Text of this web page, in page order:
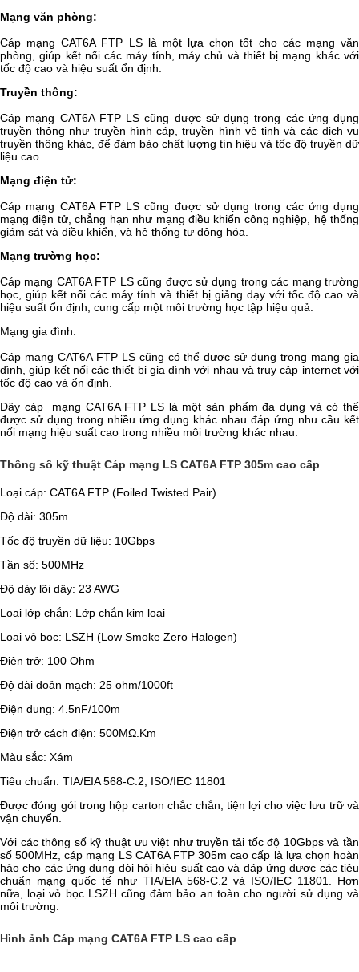
Mạng văn phòng:
Cáp mạng CAT6A FTP LS là một lựa chọn tốt cho các mạng văn
phòng, giúp kết nối các máy tính, máy chủ và thiết bị mạng khác với
tốc độ cao và hiệu suất ổn định.
Truyền thông:
Cáp mạng CAT6A FTP LS cũng được sử dụng trong các ứng dụng
truyền thông như truyền hình cáp, truyền hình vệ tinh và các dịch vụ
truyền thông khác, để đảm bảo chất lượng tín hiệu và tốc độ truyền dữ
liệu cao.
Mạng điện tử:
Cáp mạng CAT6A FTP LS cũng được sử dụng trong các ứng dụng
mạng điện tử, chẳng hạn như mạng điều khiển công nghiệp, hệ thống
giám sát và điều khiển, và hệ thống tự động hóa.
Mạng trường học:
Cáp mạng CAT6A FTP LS cũng được sử dụng trong các mạng trường
học, giúp kết nối các máy tính và thiết bị giảng dạy với tốc độ cao và
hiệu suất ổn định, cung cấp một môi trường học tập hiệu quả.
Mạng gia đình:
Cáp mạng CAT6A FTP LS cũng có thể được sử dụng trong mạng gia
đình, giúp kết nối các thiết bị gia đình với nhau và truy cập internet với
tốc độ cao và ổn định.
Dây cáp mạng CAT6A FTP LS là một sản phẩm đa dụng và có thể
được sử dụng trong nhiều ứng dụng khác nhau đáp ứng nhu cầu kết
nối mạng hiệu suất cao trong nhiều môi trường khác nhau.
Thông số kỹ thuật Cáp mạng LS CAT6A FTP 305m cao cấp
Loại cáp: CAT6A FTP (Foiled Twisted Pair)
Độ dài: 305m
Tốc độ truyền dữ liệu: 10Gbps
Tần số: 500MHz
Độ dày lõi dây: 23 AWG
Loại lớp chắn: Lớp chắn kim loại
Loại vỏ bọc: LSZH (Low Smoke Zero Halogen)
Điện trở: 100 Ohm
Độ dài đoản mạch: 25 ohm/1000ft
Điện dung: 4.5nF/100m
Điện trở cách điện: 500MΩ.Km
Màu sắc: Xám
Tiêu chuẩn: TIA/EIA 568-C.2, ISO/IEC 11801
Được đóng gói trong hộp carton chắc chắn, tiện lợi cho việc lưu trữ và
vận chuyển.
Với các thông số kỹ thuật ưu việt như truyền tải tốc độ 10Gbps và tần
số 500MHz, cáp mạng LS CAT6A FTP 305m cao cấp là lựa chọn hoàn
hảo cho các ứng dụng đòi hỏi hiệu suất cao và đáp ứng được các tiêu
chuẩn mạng quốc tế như TIA/EIA 568-C.2 và ISO/IEC 11801. Hơn
nữa, loại vỏ bọc LSZH cũng đảm bảo an toàn cho người sử dụng và
môi trường.
Hình ảnh Cáp mạng CAT6A FTP LS cao cấp